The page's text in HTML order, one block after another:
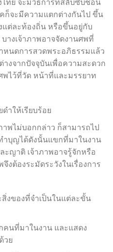
ย จะมีวิธีการที่สลับซับซ้อน
ก็จะมีความแตกต่างกันไป ขึ้น
ต่ละท้องถิ่น หรือขึ้นอยู่กับ
างเจ้าภาพอาจจัดงานศพที่
หนดการสวดพระอภิธรรมแล้ว
งจากปัจจุบันเพื่อความสะดวก
พไว้ที่วัด หน้าที่และมรรยาท
ำให้เรียบร้อย
พไม่บอกกล่าว ก็สามารถไป
ำบุญได้ดังนั้นแขกที่มาในงาน
ะญาติ เจ้าภาพอาจรู้จักหรือ
งต้องระมัดระวังในเรื่องการ
สิ่งของที่จำเป็นในแต่ละขั้น
นที่มาในงาน และแสดง
วย